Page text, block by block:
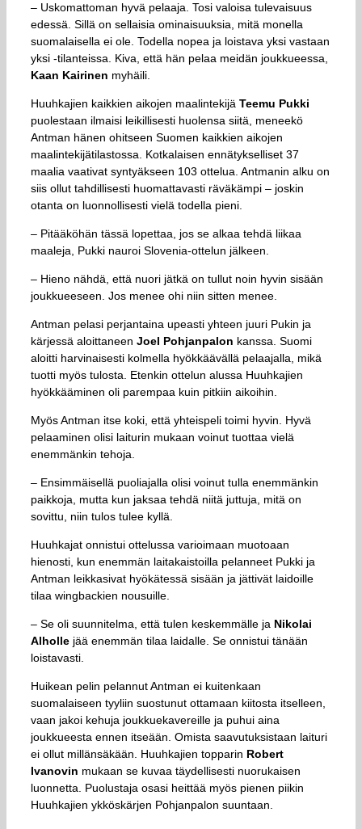
– Uskomattoman hyvä pelaaja. Tosi valoisa tulevaisuus
edessä. Sillä on sellaisia ominaisuuksia, mitä monella
suomalaisella ei ole. Todella nopea ja loistava yksi vastaan
yksi -tilanteissa. Kiva, että hän pelaa meidän joukkueessa,
Kaan Kairinen myhäili.
Huuhkajien kaikkien aikojen maalintekijä Teemu Pukki
puolestaan ilmaisi leikillisesti huolensa siitä, meneekö
Antman hänen ohitseen Suomen kaikkien aikojen
maalintekijätilastossa. Kotkalaisen ennätykselliset 37
maalia vaativat syntyäkseen 103 ottelua. Antmanin alku on
siis ollut tahdillisesti huomattavasti räväkämpi – joskin
otanta on luonnollisesti vielä todella pieni.
– Pitääköhän tässä lopettaa, jos se alkaa tehdä liikaa
maaleja, Pukki nauroi Slovenia-ottelun jälkeen.
– Hieno nähdä, että nuori jätkä on tullut noin hyvin sisään
joukkueeseen. Jos menee ohi niin sitten menee.
Antman pelasi perjantaina upeasti yhteen juuri Pukin ja
kärjessä aloittaneen Joel Pohjanpalon kanssa. Suomi
aloitti harvinaisesti kolmella hyökkäävällä pelaajalla, mikä
tuotti myös tulosta. Etenkin ottelun alussa Huuhkajien
hyökkääminen oli parempaa kuin pitkiin aikoihin.
Myös Antman itse koki, että yhteispeli toimi hyvin. Hyvä
pelaaminen olisi laiturin mukaan voinut tuottaa vielä
enemmänkin tehoja.
– Ensimmäisellä puoliajalla olisi voinut tulla enemmänkin
paikkoja, mutta kun jaksaa tehdä niitä juttuja, mitä on
sovittu, niin tulos tulee kyllä.
Huuhkajat onnistui ottelussa varioimaan muotoaan
hienosti, kun enemmän laitakaistoilla pelanneet Pukki ja
Antman leikkasivat hyökätessä sisään ja jättivät laidoille
tilaa wingbackien nousuille.
– Se oli suunnitelma, että tulen keskemmälle ja Nikolai
Alholle jää enemmän tilaa laidalle. Se onnistui tänään
loistavasti.
Huikean pelin pelannut Antman ei kuitenkaan
suomalaiseen tyyliin suostunut ottamaan kiitosta itselleen,
vaan jakoi kehuja joukkuekavereille ja puhui aina
joukkueesta ennen itseään. Omista saavutuksistaan laituri
ei ollut millänsäkään. Huuhkajien topparin Robert
Ivanovin mukaan se kuvaa täydellisesti nuorukaisen
luonnetta. Puolustaja osasi heittää myös pienen piikin
Huuhkajien ykköskärjen Pohjanpalon suuntaan.